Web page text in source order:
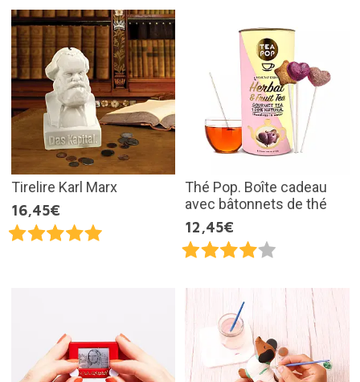
Tirelire Karl Marx
16,45€
Thé Pop. Boîte cadeau
avec bâtonnets de thé
12,45€